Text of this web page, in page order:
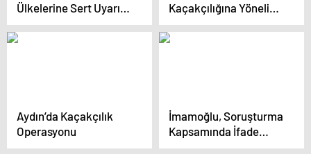
Ülkelerine Sert Uyarı:
Yüzde 100 Vergi Geliyor
Kaçakçılığına Yönelik
Operasyonlar Devam
Ediyor
Aydın’da Kaçakçılık
Operasyonu
İmamoğlu, Soruşturma
Kapsamında İfade
Vermek İçin Adliyeye